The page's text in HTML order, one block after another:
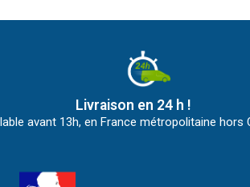
Livraison en 24 h !
avant 13h, en France métropolitaine hors